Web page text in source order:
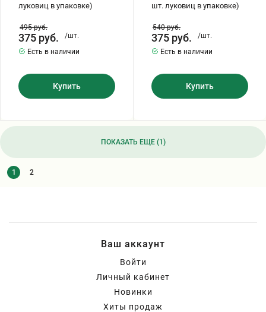
луковиц в упаковке)
495руб.
375 руб.
/шт.
Есть в наличии
Купить
шт. луковиц в упаковке)
540руб.
375 руб.
/шт.
Есть в наличии
Купить
ПОКАЗАТЬ ЕЩЕ (1)
1 2
Ваш аккаунт
Войти
Личный кабинет
Новинки
Хиты продаж